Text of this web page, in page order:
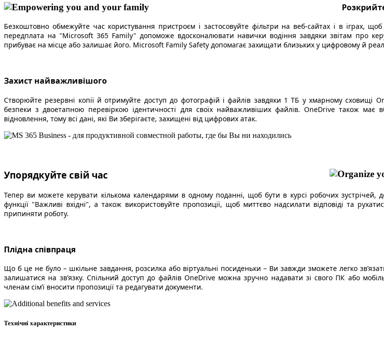
Безкоштовно обмежуйте час користування пристроєм і застосовуйте фільтри на веб-сайтах і в іграх,
передплата на "Microsoft 365 Family" допоможе вдосконалювати навички водіння завдяки звітам про
прибуває на місце або залишає його. Microsoft Family Safety допомагає захищати близьких у цифровому й
Захист найважливішого
Створюйте резервні копії й отримуйте доступ до фотографій і файлів завдяки 1 ТБ у хмарному сховищі
безпеки з двоетапною перевіркою ідентичності для своїх найважливіших файлів. OneDrive також
відновлення, тому всі дані, які Ви зберігаєте, захищені від цифрових атак.
Упорядкуйте свій час
Тепер ви можете керувати кількома календарями в одному поданні, щоб бути в курсі робочих зустрічей,
функції "Важливі вхідні", а також використовуйте пропозиції, щоб миттєво надсилати відповіді та
припиняти роботу.
Плідна співпраця
Що б це не було – шкільне завдання, розсилка або віртуальні посиденьки – Ви завжди зможете легко
залишатися на зв’язку. Спільний доступ до файлів OneDrive можна зручно надавати зі свого ПК або
членам сім’ї вносити пропозиції та редагувати документи.
Технічні характеристики